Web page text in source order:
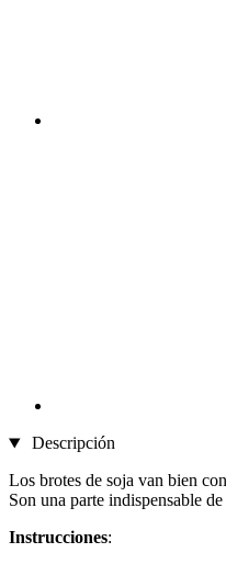
Descripción
Los brotes de soja van bien
Son una parte indispensable
Instrucciones: